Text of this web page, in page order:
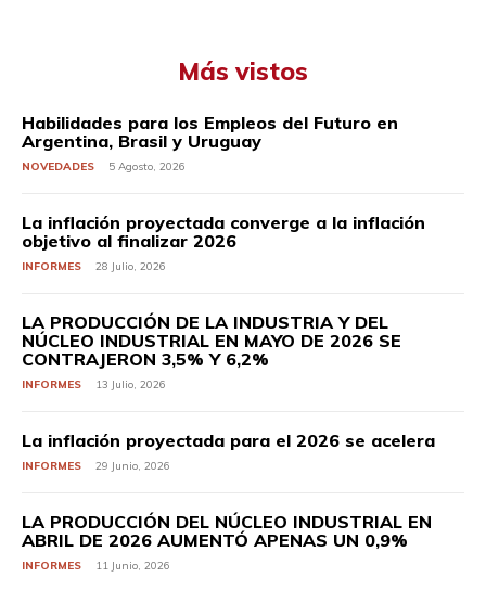
Más vistos
Habilidades para los Empleos del Futuro en
Argentina, Brasil y Uruguay
NOVEDADES 5 Agosto, 2026
La inflación proyectada converge a la inflación
objetivo al finalizar 2026
INFORMES 28 Julio, 2026
LA PRODUCCIÓN DE LA INDUSTRIA Y DEL
NÚCLEO INDUSTRIAL EN MAYO DE 2026 SE
CONTRAJERON 3,5% Y 6,2%
INFORMES 13 Julio, 2026
La inflación proyectada para el 2026 se acelera
INFORMES 29 Junio, 2026
LA PRODUCCIÓN DEL NÚCLEO INDUSTRIAL EN
ABRIL DE 2026 AUMENTÓ APENAS UN 0,9%
INFORMES 11 Junio, 2026